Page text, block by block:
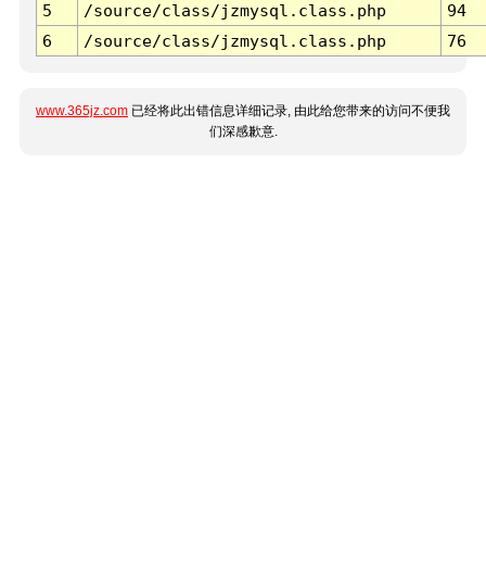
5
/source/class/jzmysql.class.php
94
6
/source/class/jzmysql.class.php 76
www.365jz.com 已经将此出错信息详细记录, 由此给您带来的访问不便我
们深感歉意.